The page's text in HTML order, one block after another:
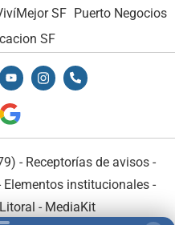
SF Puerto Negocios
SF
- Receptorías de avisos -
Elementos institucionales-
- MediaKit